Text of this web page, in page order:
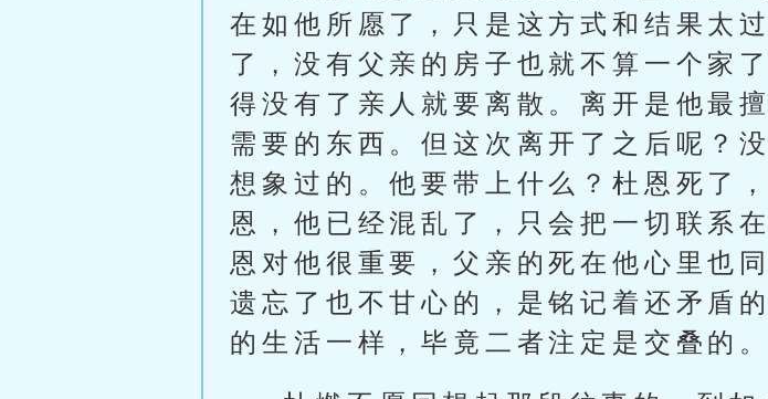
在如他所愿了，只是这方式和结果太
了，没有父亲的房子也就不算一个家
得没有了亲人就要离散。离开是他最
需要的东西。但这次离开了之后呢？
想象过的。他要带上什么？杜恩死了
恩，他已经混乱了，只会把一切联系
恩对他很重要，父亲的死在他心里也
遗忘了也不甘心的，是铭记着还矛盾
的生活一样，毕竟二者注定是交叠的。